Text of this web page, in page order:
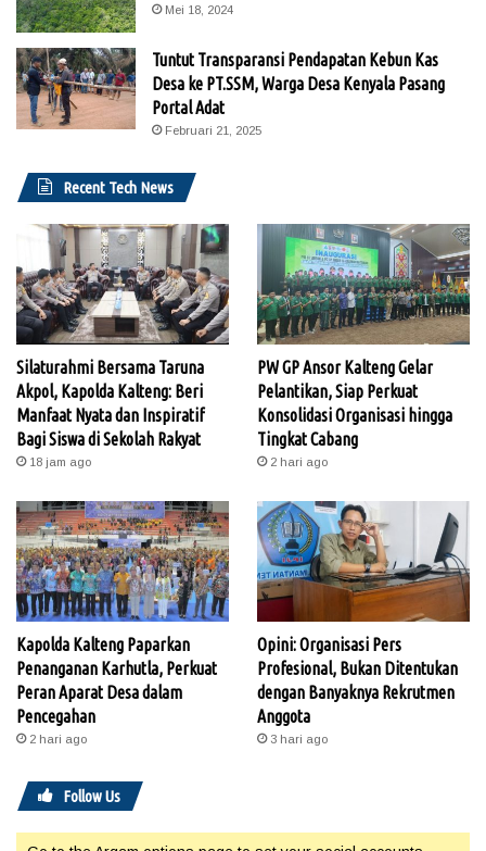
Mei 18, 2024
Tuntut Transparansi Pendapatan Kebun Kas
Desa ke PT.SSM, Warga Desa Kenyala Pasang
Portal Adat
Februari 21, 2025
Recent Tech News
Silaturahmi Bersama Taruna
Akpol, Kapolda Kalteng: Beri
Manfaat Nyata dan Inspiratif
Bagi Siswa di Sekolah Rakyat
18 jam ago
PW GP Ansor Kalteng Gelar
Pelantikan, Siap Perkuat
Konsolidasi Organisasi hingga
Tingkat Cabang
2 hari ago
Kapolda Kalteng Paparkan
Penanganan Karhutla, Perkuat
Peran Aparat Desa dalam
Pencegahan
2 hari ago
Opini: Organisasi Pers
Profesional, Bukan Ditentukan
dengan Banyaknya Rekrutmen
Anggota
3 hari ago
Follow Us